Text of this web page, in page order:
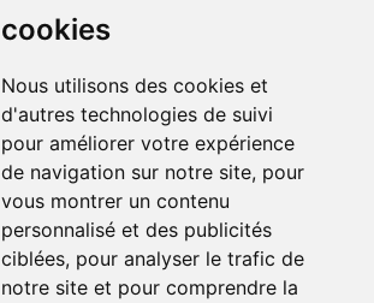
cookies
Nous utilisons des cookies et
d'autres technologies de suivi
pour améliorer votre expérience
de navigation sur notre site, pour
vous montrer un contenu
personnalisé et des publicités
ciblées, pour analyser le trafic de
notre site et pour comprendre la
Qui sommes-nous ?
Déclarer un effet indésirable
Mentions légales
CGV
Données personnelles
Cookies
Préférences Cookies